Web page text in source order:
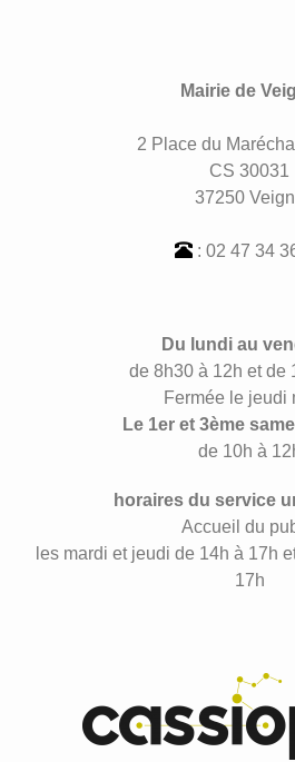
Mairie de
2 Place du
CS 30031
37250
: 02 47 34
Du lundi au
de 8h30 à 12h et de
Fermée le jeudi
Le 1er et 3ème
de 10h à
horaires du service
Accueil du
les mardi et jeudi de 14h à 17h
17h